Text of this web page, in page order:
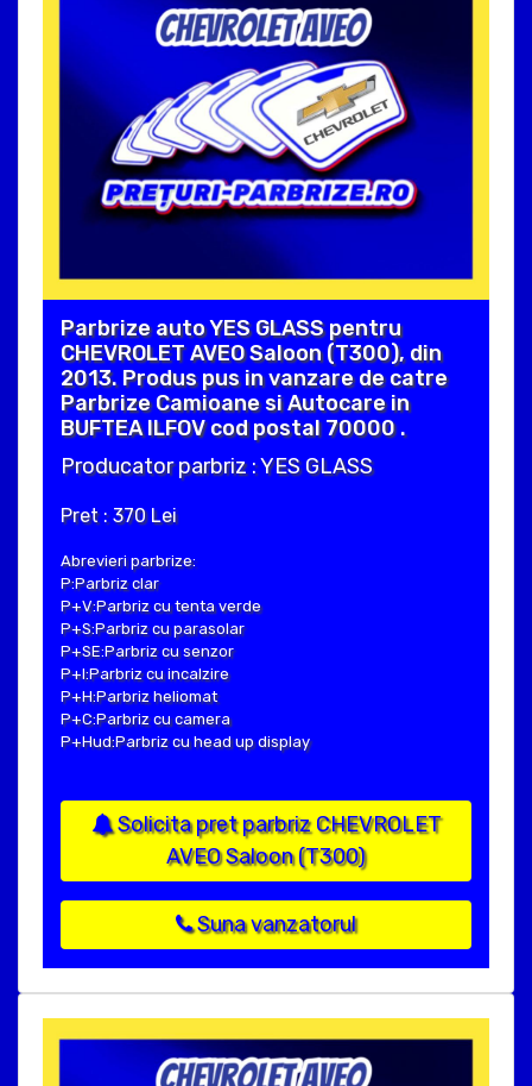
Parbrize auto YES GLASS pentru
CHEVROLET AVEO Saloon (T300), din
2013. Produs pus in vanzare de catre
Parbrize Camioane si Autocare in
BUFTEA ILFOV cod postal 70000 .
Producator parbriz : YES GLASS
Pret : 370 Lei
Abrevieri parbrize:
P:Parbriz clar
P+V:Parbriz cu tenta verde
P+S:Parbriz cu parasolar
P+SE:Parbriz cu senzor
P+I:Parbriz cu incalzire
P+H:Parbriz heliomat
P+C:Parbriz cu camera
P+Hud:Parbriz cu head up display
Solicita pret parbriz CHEVROLET
AVEO Saloon (T300)
Suna vanzatorul